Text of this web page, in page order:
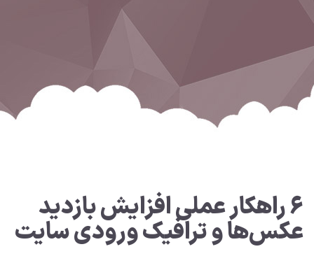
۶ راهکار عملی افزایش بازدید
عکس‌ها و ترافیک ورودی سایت